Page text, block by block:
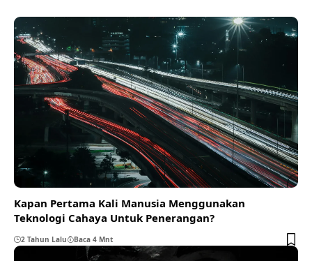
Kapan Pertama Kali Manusia Menggunakan
Teknologi Cahaya Untuk Penerangan?
2 Tahun Lalu Baca 4 Mnt